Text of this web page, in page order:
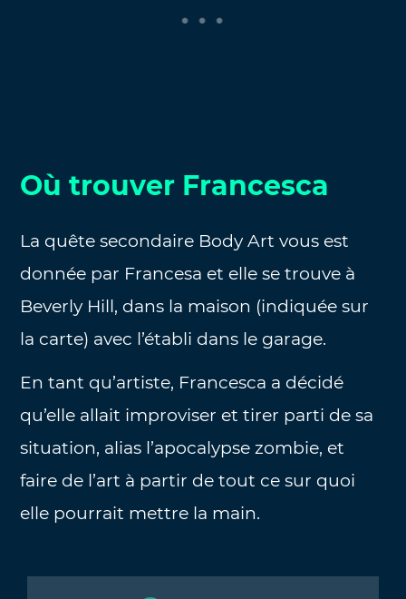
Où trouver Francesca
La quête secondaire Body Art vous est
donnée par Francesa et elle se trouve à
Beverly Hill, dans la maison (indiquée sur
la carte) avec l’établi dans le garage.
En tant qu’artiste, Francesca a décidé
qu’elle allait improviser et tirer parti de sa
situation, alias l’apocalypse zombie, et
faire de l’art à partir de tout ce sur quoi
elle pourrait mettre la main.